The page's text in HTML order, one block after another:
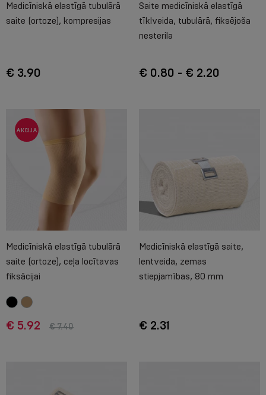
Medicīniskā elastīgā tubulārā
saite (ortoze), kompresijas
€ 3.90
Saite medicīniskā elastīgā
tīklveida, tubulārā, fiksējoša
nesterila
€ 0.80 - € 2.20
AKCIJA
Medicīniskā elastīgā tubulārā
saite (ortoze), ceļa locītavas
fiksācijai
€ 5.92 € 7.40
Medicīniskā elastīgā saite,
lentveida, zemas
stiepjamības, 80 mm
€ 2.31